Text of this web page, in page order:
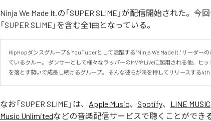
Ninja We Made It.の「SUPER SLIME」が配信開始された。今
「SUPER SLIME」を含む全1曲となっている。
HipHopダンスグループ & YouTuberとして活躍する "Ninja We Made It." リーダー
ているクルー。 ダンサーとして様々なラッパーのMVやLiveに起用される他、ヒ
を落とす勢いで成長し続けるグループ。 そんな彼らが満を持してリリースする4th
なお「SUPER SLIME 」は、 Apple Music、 Spotify、 LINE MUSIC
Music Unlimitedなどの音楽配信サービスで聴くことができる